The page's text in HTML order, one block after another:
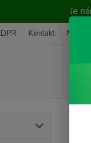
Je
Kontakt Média